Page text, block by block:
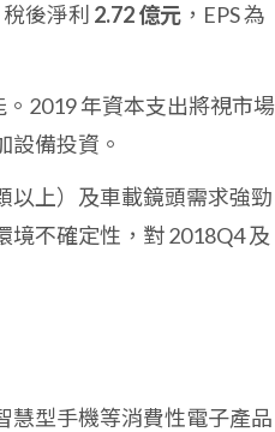
後淨利 2.72 億元 ，EPS 為
。2019 年資本支出將視市
設備投資。
以上）及車載鏡頭需求強
不確定性，對 2018Q4 及
慧型手機等消費性電子產